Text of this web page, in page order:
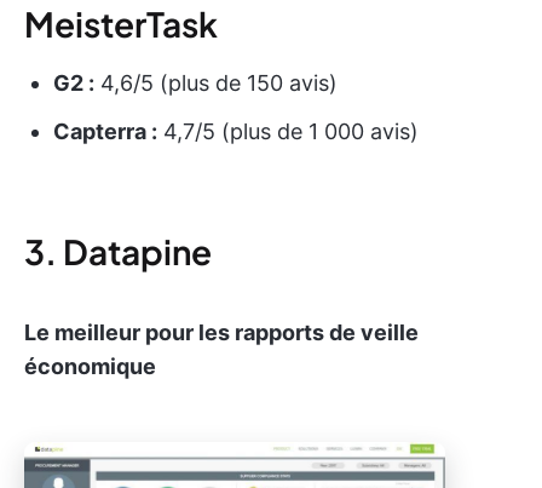
MeisterTask
G2 : 4,6/5 (plus de 150 avis)
Capterra : 4,7/5 (plus de 1 000 avis)
3. Datapine
Le meilleur pour les rapports de veille
économique